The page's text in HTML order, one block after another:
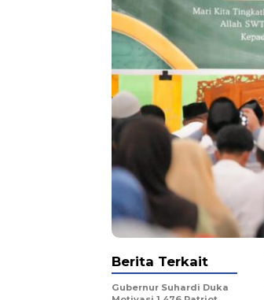
Berita Terkait
Gubernur Suhardi Duka